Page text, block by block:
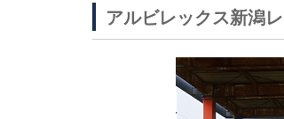
アルビレックス新潟